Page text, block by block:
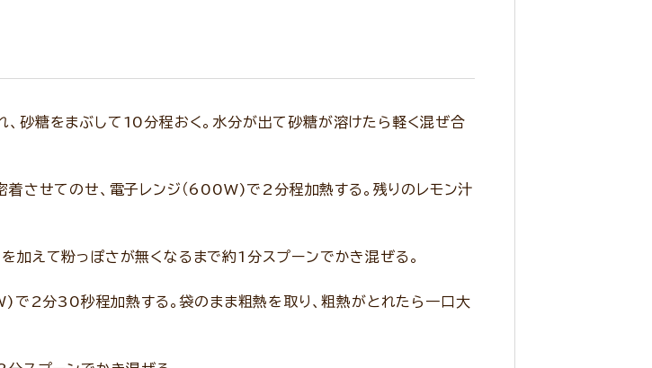
、砂糖をまぶして10分程おく。水分が出て砂糖が溶けたら軽く混ぜ合
着させてのせ、電子レンジ（600W)で2分程加熱する。残りのレモン汁
加えて粉っぽさが無くなるまで約1分スプーンでかき混ぜる。
で2分30秒程加熱する。袋のまま粗熱を取り、粗熱がとれたら一口大